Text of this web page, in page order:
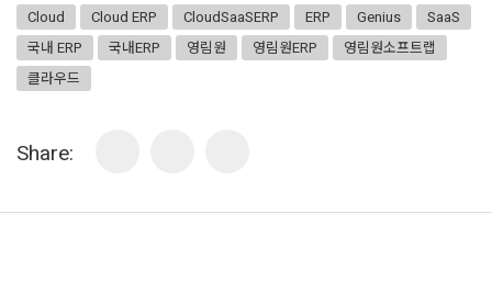
Cloud Cloud ERP CloudSaaSERP ERP Genius
SaaS
국내 ERP
국내ERP 영림원 영림원ERP
영림원소프트랩
클라우드
Share: